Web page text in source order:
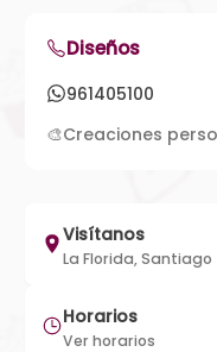
Diseños
961405100
🎨Creaciones
Visítanos
La Florida, Santiago
Horarios
Ver horarios